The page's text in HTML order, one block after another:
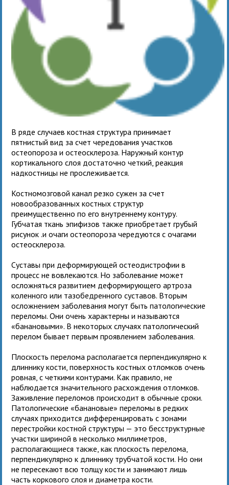
В ряде случаев костная структура принимает
пятнистый вид за счет чередования участков
остеопороза и остеосклероза. Наружный контур
кортикального слоя достаточно четкий, реакция
надкостницы не прослеживается.
Костномозговой канал резко сужен за счет
новообразованных костных структур
преимущественно по его внутреннему контуру.
Губчатая ткань эпифизов также приобретает грубый
рисунок .и очаги остеопороза чередуются с очагами
остеосклероза.
Суставы при деформирующей остеодистрофии в
процесс не вовлекаются. Но заболевание может
осложняться развитием деформирующего артроза
коленного или тазобедренного суставов. Вторым
осложнением заболевания могут быть патологические
переломы. Они очень характерны и называются
«банановыми». В некоторых случаях патологический
перелом бывает первым проявлением заболевания.
Плоскость перелома располагается перпендикулярно к
длиннику кости, поверхность костных отломков очень
ровная, с четкими контурами. Как правило, не
наблюдается значительного расхождения отломков.
Заживление переломов происходит в обычные сроки.
Патологические «банановые» переломы в редких
случаях приходится дифференцировать с зонами
перестройки костной структуры — это бесструктурные
участки шириной в несколько миллиметров,
располагающиеся также, как плоскость перелома,
перпендикулярно к длиннику трубчатой кости. Но они
не пересекают всю толщу кости и занимают лишь
часть коркового слоя и диаметра кости.